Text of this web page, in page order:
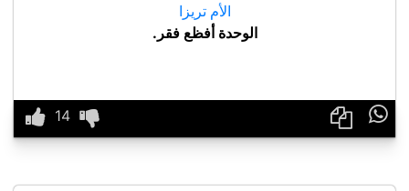
الأم تريزا
الوحدة أفظع فقر.
